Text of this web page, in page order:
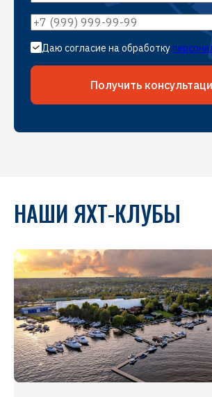
Получить
Даю согласие на обработку
НАШИ ЯХТ-КЛУБЫ